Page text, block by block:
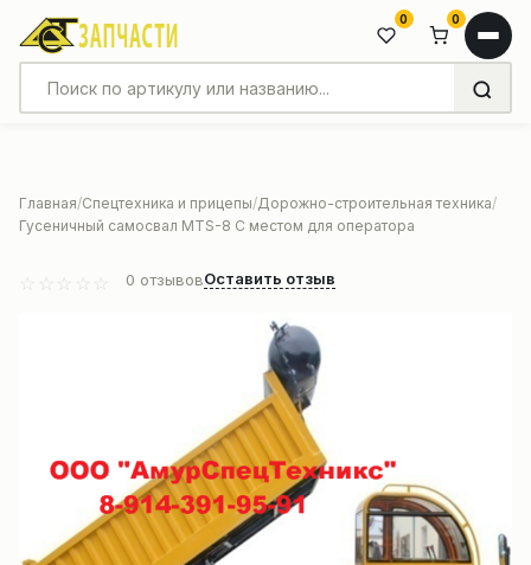
0 0
Главная Спецтехника и прицепы Дорожно-строительная техника
Гусеничный самосвал MTS-8 С местом для оператора
0 отзывовОставить отзыв